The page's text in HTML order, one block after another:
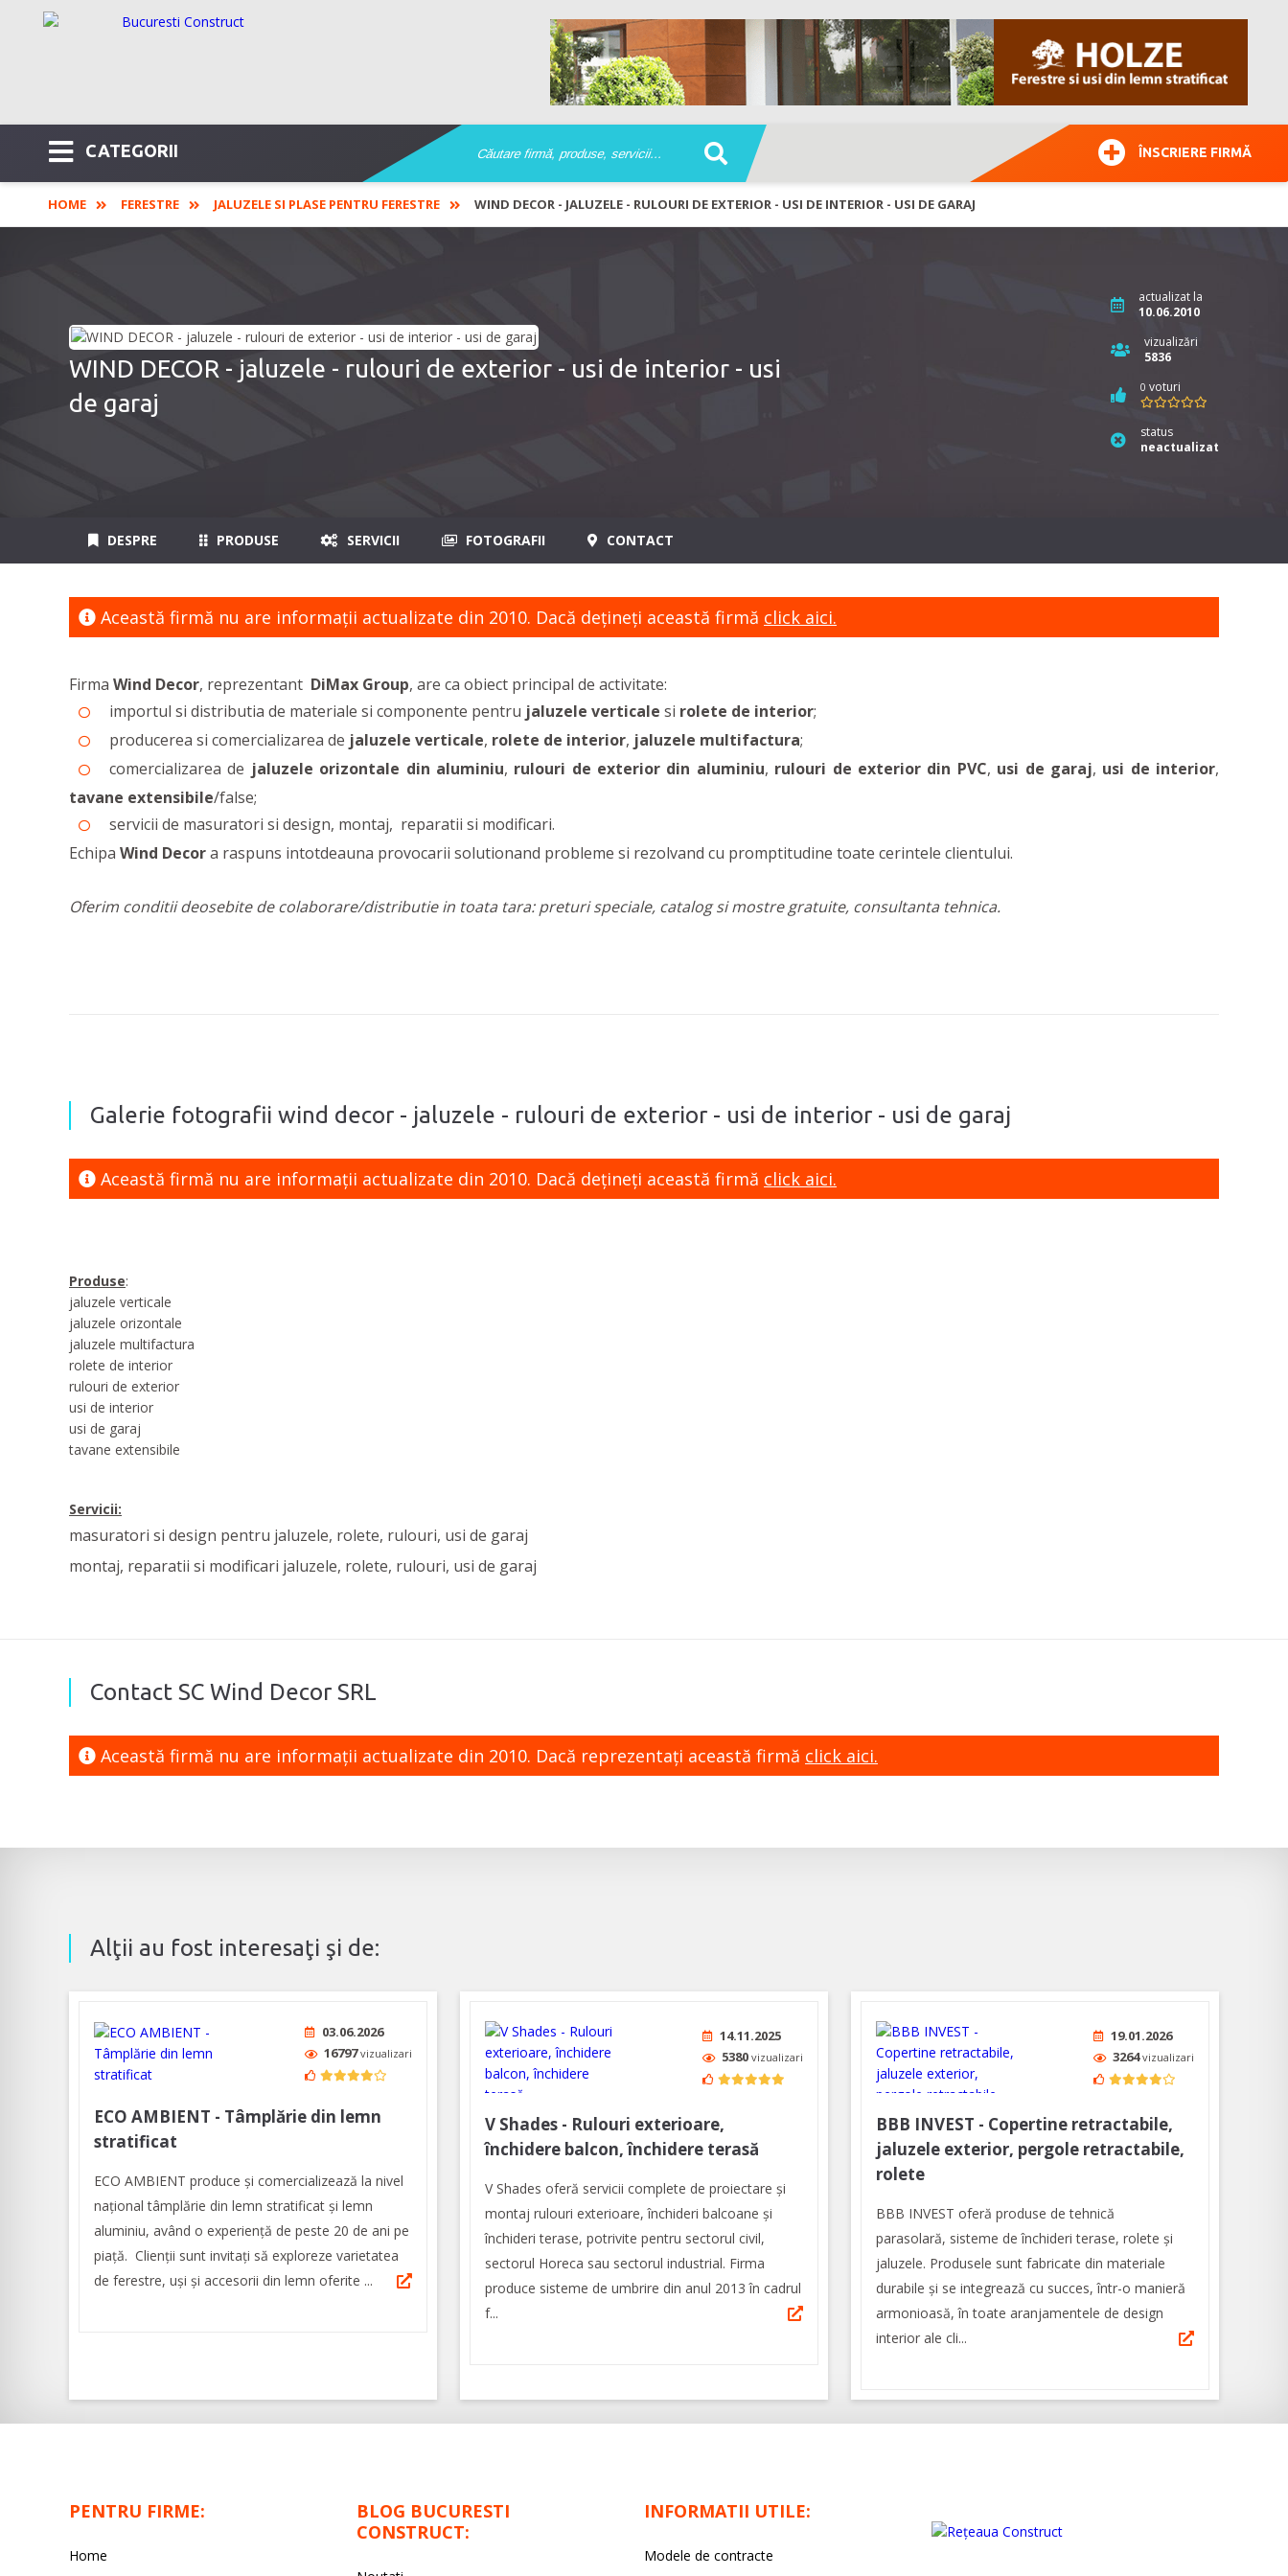
CATEGORII ÎNSCRIERE FIRMĂ
HOME FERESTRE JALUZELE SI PLASE PENTRU FERESTRE WIND DECOR - JALUZELE - RULOURI DE EXTERIOR - USI DE INTERIOR - USI DE GARAJ
WIND DECOR - jaluzele - rulouri de exterior - usi de interior - usi
de garaj
actualizat la
10.06.2010
vizualizări
5836
0 voturi
status
neactualizat
DESPRE PRODUSE SERVICII FOTOGRAFII CONTACT
Această firmă nu are informaţii actualizate din 2010. Dacă dețineți această firmă click aici.
Firma Wind Decor, reprezentant DiMax Group, are ca obiect principal de activitate:
importul si distributia de materiale si componente pentru jaluzele verticale si rolete de interior;
producerea si comercializarea de jaluzele verticale, rolete de interior, jaluzele multifactura;
comercializarea de jaluzele orizontale din aluminiu, rulouri de exterior din aluminiu, rulouri de exterior din PVC, usi de garaj, usi de interior,
tavane extensibile/false;
servicii de masuratori si design, montaj, reparatii si modificari.
Echipa Wind Decora raspuns intotdeauna provocarii solutionand probleme si rezolvand cu promptitudine toate cerintele clientului.
Oferim conditii deosebite de colaborare/distributie in toata tara: preturi speciale, catalog si mostre gratuite, consultanta tehnica.
Galerie fotografii wind decor - jaluzele - rulouri de exterior - usi de interior - usi de garaj
Această firmă nu are informaţii actualizate din 2010. Dacă dețineți această firmă click aici.
Produse:
jaluzele verticale
jaluzele orizontale
jaluzele multifactura
rolete de interior
rulouri de exterior
usi de interior
usi de garaj
tavane extensibile
Servicii:
masuratori si design pentru jaluzele, rolete, rulouri, usi de garaj
montaj, reparatii si modificari jaluzele, rolete, rulouri, usi de garaj
Contact SC Wind Decor SRL
Această firmă nu are informaţii actualizate din 2010. Dacă reprezentaţi această firmă click aici.
Alţii au fost interesaţi şi de:
03.06.2026
16797vizualizari
ECO AMBIENT - Tâmplărie din lemn
stratificat
ECO AMBIENT produce şi comercializează la nivel
naţional tâmplărie din lemn stratificat şi lemn
aluminiu, având o experienţă de peste 20 de ani pe
piaţă. Clienţii sunt invitaţi să exploreze varietatea
de ferestre, uşi şi accesorii din lemn oferite ...
14.11.2025
5380 vizualizari
V Shades - Rulouri exterioare,
închidere balcon, închidere terasă
V Shades oferă servicii complete de proiectare și
montaj rulouri exterioare, închideri balcoane și
închideri terase, potrivite pentru sectorul civil,
sectorul Horeca sau sectorul industrial. Firma
produce sisteme de umbrire din anul 2013 în cadrul
f...
19.01.2026
3264vizualizari
BBB INVEST - Copertine retractabile,
jaluzele exterior, pergole retractabile,
rolete
BBB INVEST oferă produse de tehnică
parasolară, sisteme de închideri terase, rolete și
jaluzele. Produsele sunt fabricate din materiale
durabile și se integrează cu succes, într-o manieră
armonioasă, în toate aranjamentele de design
interior ale cli...
PENTRU FIRME:
Home
BLOG BUCURESTI
CONSTRUCT:
INFORMATII UTILE:
Modele de contracte